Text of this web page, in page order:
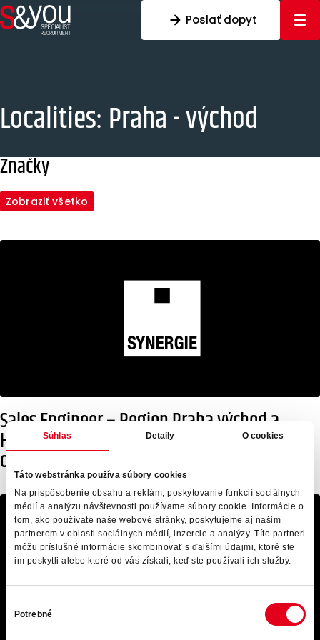
Súhlas Detaily O cookies
Táto webstránka používa súbory cookies
Na prispôsobenie obsahu a reklám, poskytovanie funkcií sociálnych
médií a analýzu návštevnosti používame súbory cookie. Informácie o
tom, ako používate naše webové stránky, poskytujeme aj našim
partnerom v oblasti sociálnych médií, inzercie a analýzy. Títo partneri
môžu príslušné informácie skombinovať s ďalšími údajmi, ktoré ste
im poskytli alebo ktoré od vás získali, keď ste používali ich služby.
súhlasu
Potrebné
Preskočiť na obsah
Poslať dopyt
Localities: Praha - východ
Značky
Zobraziť všetko
Sales Engineer – Region Praha východ a
Hradec Hrálové | Start kariéry v technickém
obchodě